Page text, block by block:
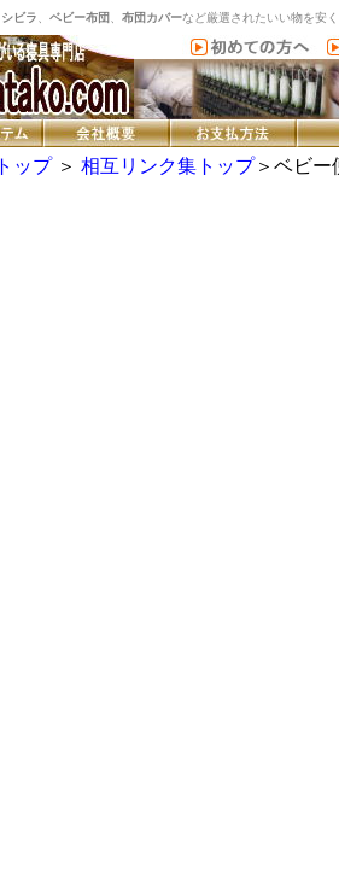
シビラ ベビー布団 布団カバーなど厳選されたいい物を安
トップ＞ 相互リンク集トップ＞ベビー